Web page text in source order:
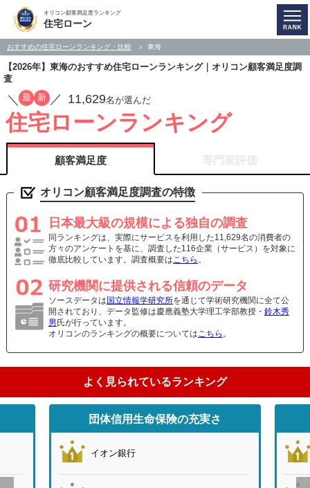
オリコン顧客満足度ランキング
住宅ローン
おすすめの住宅ローンランキング・比較 東海
【2026年】東海のおすすめ住宅ローンランキング｜オリコン顧客満足度調
査
／ 最 新 ／ 11,629名が選んだ
住宅ローンランキング
顧客満足度
オリコン顧客満足度調査の特徴
日本最大級の規模による独自の調査
同ランキングは、実際にサービスを利用した11,629名の消費者の
方々のアンケートを基に、調査した116企業（サービス）を対象に
徹底比較しています。調査概要はこちら 。
研究機関に提供される信頼のデータ
ソースデータは国立情報学研究所を通じて学術研究機関に全て公
開されており、データ監修は慶應義塾大学理工学部教授・ 鈴木秀
男氏が行っています。
オリコンのランキングの概要については こちら 。
よく見られているランキング
団体信用生命保険の充実さ
イオン銀行